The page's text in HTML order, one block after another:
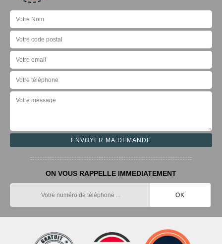
ON VOUS RAPPELLE IMMEDIATEMENT